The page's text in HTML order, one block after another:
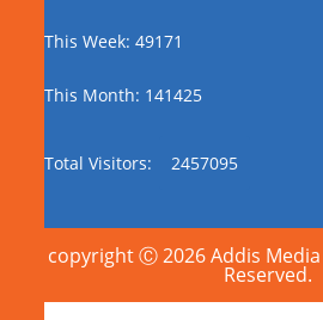
This Week: 49171
This Month: 141425
Total Visitors: 2457095
copyright Ⓒ 2026 Addis
Reserved.